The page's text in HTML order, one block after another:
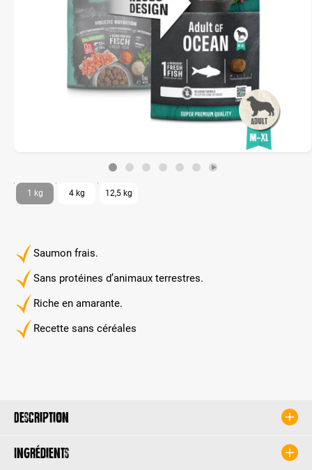
Saumon frais.
Sans protéines d’animaux terrestres.
Riche en amarante.
Recette sans céréales
1 kg 4 kg 12,5 kg
Description
Ingrédients